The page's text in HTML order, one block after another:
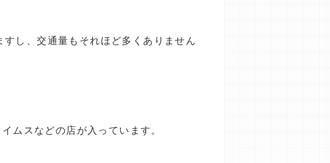
し、交通量もそれほど多くありません
ムスなどの店が入っています。